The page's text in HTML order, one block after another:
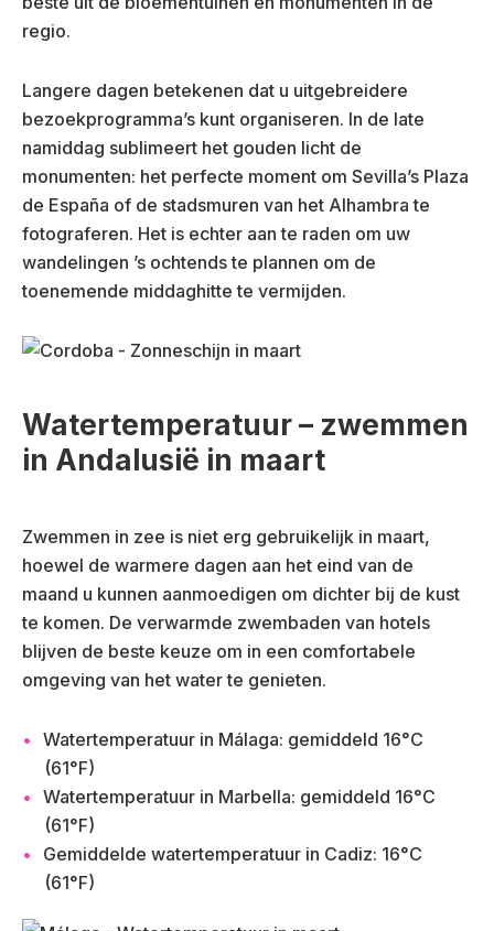
regio.
Langere dagen betekenen dat u uitgebreidere
bezoekprogramma’s kunt organiseren. In de late
namiddag sublimeert het gouden licht de
monumenten: het perfecte moment om Sevilla’s Plaza
de España of de stadsmuren van het Alhambra te
fotograferen. Het is echter aan te raden om uw
wandelingen ’s ochtends te plannen om de
toenemende middaghitte te vermijden.
Watertemperatuur – zwemmen
in Andalusië in maart
Zwemmen in zee is niet erg gebruikelijk in maart,
hoewel de warmere dagen aan het eind van de
maand u kunnen aanmoedigen om dichter bij de kust
te komen. De verwarmde zwembaden van hotels
blijven de beste keuze om in een comfortabele
omgeving van het water te genieten.
Watertemperatuur in Málaga: gemiddeld 16°C
(61°F)
Watertemperatuur in Marbella: gemiddeld 16°C
(61°F)
Gemiddelde watertemperatuur in Cadiz: 16°C
(61°F)